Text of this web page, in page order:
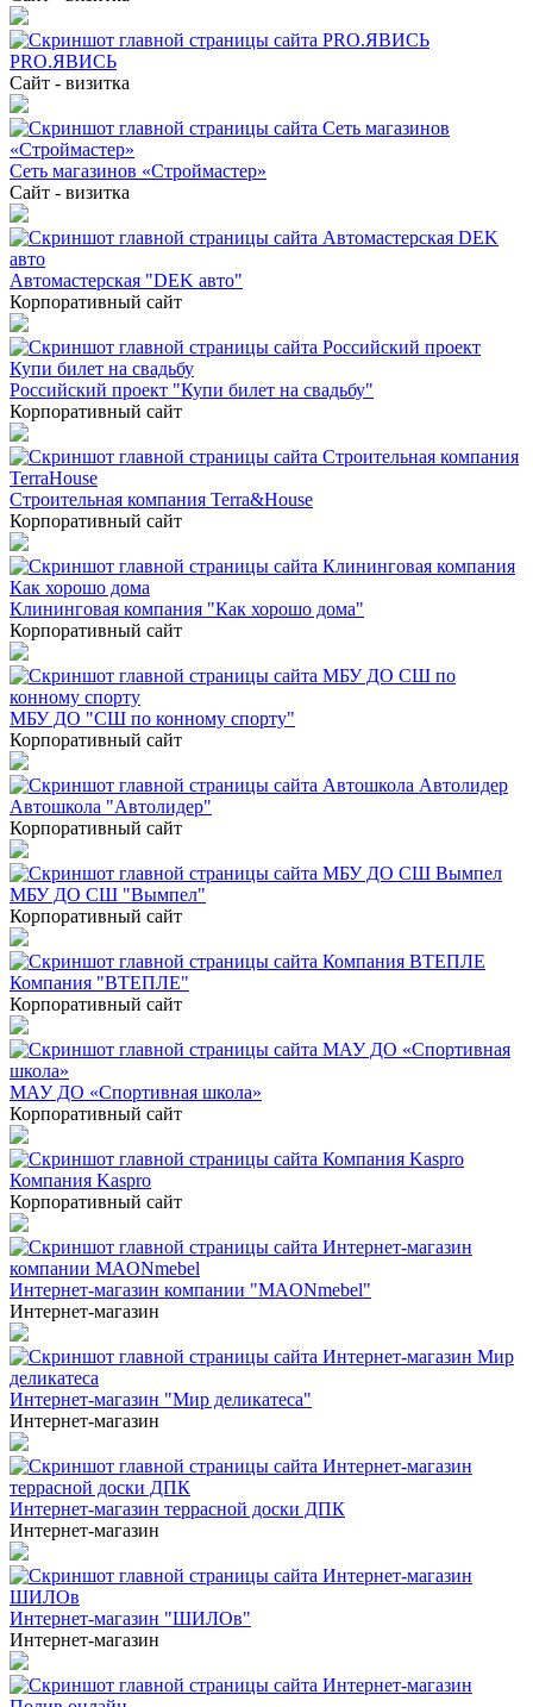
PRO.ЯВИСЬ
Сайт - визитка
Сеть магазинов «Строймастер»
Сайт - визитка
Автомастерская "DEK авто"
Корпоративный сайт
Российский проект "Купи билет на свадьбу"
Корпоративный сайт
Строительная компания Terra&House
Корпоративный сайт
Клининговая компания "Как хорошо дома"
Корпоративный сайт
МБУ ДО "СШ по конному спорту"
Корпоративный сайт
Автошкола "Автолидер"
Корпоративный сайт
МБУ ДО СШ "Вымпел"
Корпоративный сайт
Компания "ВТЕПЛЕ"
Корпоративный сайт
МАУ ДО «Спортивная школа»
Корпоративный сайт
Компания Kaspro
Корпоративный сайт
Интернет-магазин компании "MAONmebel"
Интернет-магазин
Интернет-магазин "Мир деликатеса"
Интернет-магазин
Интернет-магазин террасной доски ДПК
Интернет-магазин
Интернет-магазин "ШИЛОв"
Интернет-магазин